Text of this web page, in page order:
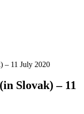
– 11 July 2020
Slovak) – 11